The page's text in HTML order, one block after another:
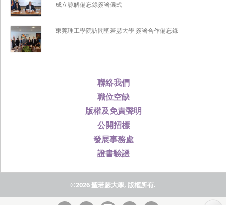
聯絡我們
職位空缺
版權及免責聲明
公開招標
發展事務處
證書驗證
成立諒解備忘錄簽署儀式
東莞理工學院訪問聖若瑟大學 簽署合作備忘錄
©2026 聖若瑟大學, 版權所有.